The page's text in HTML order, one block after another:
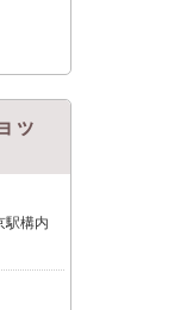
ッ
駅構内